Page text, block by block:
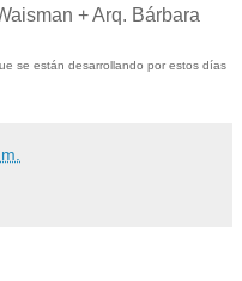
+ Arq. Bárbara
se están desarrollando por estos días